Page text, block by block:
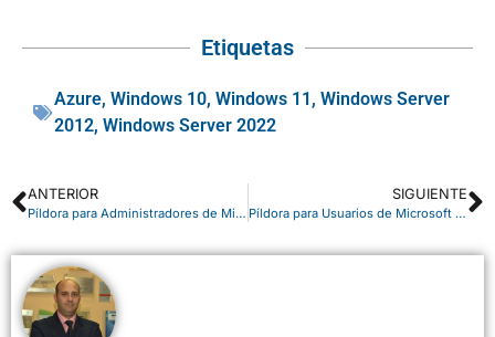
Etiquetas
Azure, Windows 10, Windows 11 , Windows Server
2012, Windows Server 2022
ANTERIOR
Píldora para Administradores de Microsoft 365: control de versiones de Office
SIGUIENTE
Píldora para Usuarios de Microsoft 365: aplicar escenarios de Teams